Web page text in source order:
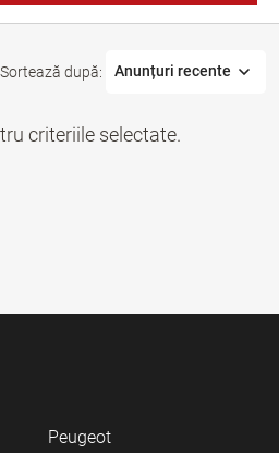
Sortează după: Anunțuri recente
criteriile selectate.
Peugeot